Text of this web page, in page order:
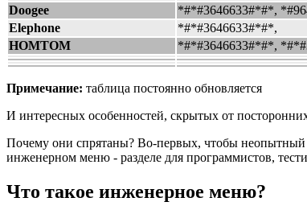
Doogee
*#*#3646633#*#*,
Elephone
*#*#3646633#*#*,
HOMTOM
*#*#3646633#*#*,
Примечание: таблица постоянно обновляется
И интересных особенностей, скрытых от
Почему они спрятаны? Во-первых, чтобы неопытный
инженерном меню - разделе для программистов,
Что такое инженерное меню?